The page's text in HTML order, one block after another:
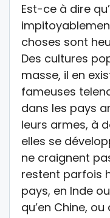
Est-ce à dire
choses sont
Des cultures
masse, il en
fameuses
dans les pays
leurs armes, à
elles se
ne craignent
restent parfois
pays, en Inde
qu’en Chine,